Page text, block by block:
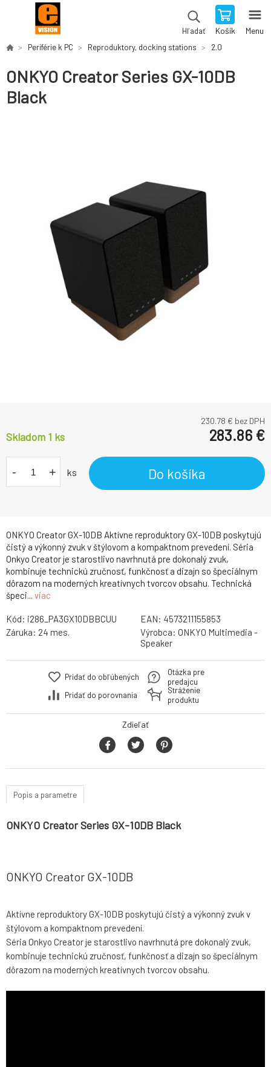
Hľadať Košík Menu
Periférie k PC Reproduktory, docking stations 2.0
ONKYO Creator Series GX-10DB
Black
ONKYO Creator GX-10DB Aktívne reproduktory GX-10DB poskytujú
čistý a výkonný zvuk v štýlovom a kompaktnom prevedení. Séria
Onkyo Creator je starostlivo navrhnutá pre dokonalý zvuk,
kombinuje technickú zručnosť, funkčnosť a dizajn so špeciálnym
dôrazom na moderných kreatívnych tvorcov obsahu. Technická
špeci... viac
230.78 € bez DPH
Skladom 1 ks 283.86 €
- + ks Do košíka
Kód: i286_PA3GX10DBBCUU EAN: 4573211155853
Záruka: 24 mes. Výrobca: ONKYO Multimedia -
Speaker
Pridať do obľúbených
Pridať do porovnania
Otázka pre
predajcu
Stráženie
produktu
Zdieľať
Popis a parametre
ONKYO Creator Series GX-10DB Black
ONKYO Creator GX-10DB
Aktívne reproduktory GX-10DB poskytujú čistý a výkonný zvuk v
štýlovom a kompaktnom prevedení.
Séria Onkyo Creator je starostlivo navrhnutá pre dokonalý zvuk,
kombinuje technickú zručnosť, funkčnosť a dizajn so špeciálnym
dôrazom na moderných kreatívnych tvorcov obsahu.